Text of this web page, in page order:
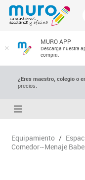
MURO APP
Descarga nuestra
compra.
¿Eres maestro, colegio o
precios.
Equipamiento /
Comedor~Menaje